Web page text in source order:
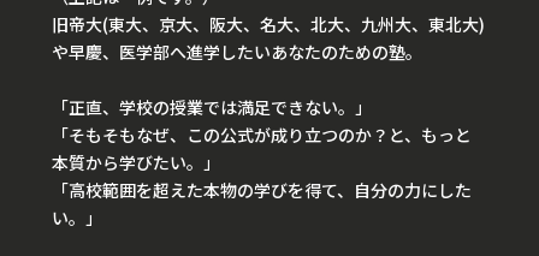
旧帝大(東大、京大、阪大、名大、北大、九州大、東北大)
や早慶、医学部へ進学したいあなたのための塾。
「正直、学校の授業では満足できない。」
「そもそもなぜ、この公式が成り立つのか？と、もっと
本質から学びたい。」
「高校範囲を超えた本物の学びを得て、自分の力にした
い。」